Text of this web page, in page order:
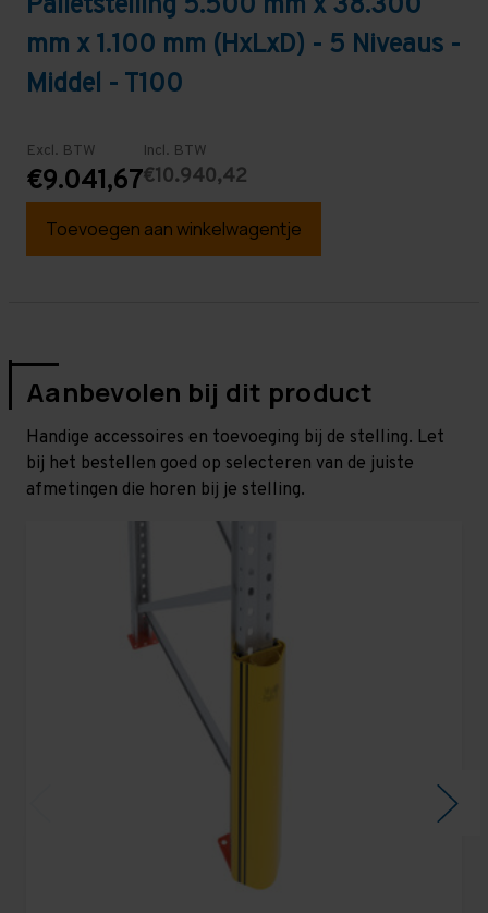
mm x 1.100 mm (HxLxD) - 5 Niveaus -
Middel - T100
Excl. BTW
€9.041,67
Incl. BTW
€10.940,42
Toevoegen aan winkelwagentje
Aanbevolen bij dit product
Handige accessoires en toevoeging bij de stelling. Let
bij het bestellen goed op selecteren van de juiste
afmetingen die horen bij je stelling.